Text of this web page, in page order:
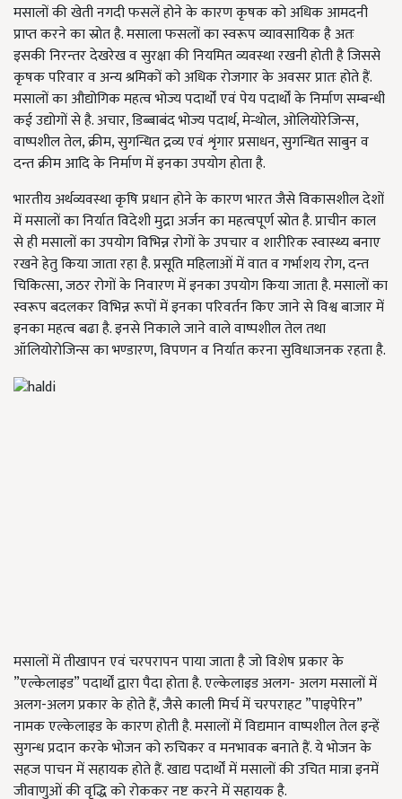
मसालों की खेती नगदी फसलें होने के कारण कृषक को अधिक आमदनी
प्राप्त करने का स्रोत है. मसाला फसलों का स्वरूप व्यावसायिक है अतः
इसकी निरन्तर देखरेख व सुरक्षा की नियमित व्यवस्था रखनी होती है जिससे
कृषक परिवार व अन्य श्रमिकों को अधिक रोजगार के अवसर प्रातः होते हैं.
मसालों का औद्योगिक महत्व भोज्य पदार्थों एवं पेय पदार्थों के निर्माण सम्बन्धी
कई उद्योगों से है. अचार, डिब्बाबंद भोज्य पदार्थ, मेन्थोल, ओलियोरेजिन्स,
वाष्पशील तेल, क्रीम, सुगन्धित द्रव्य एवं शृंगार प्रसाधन, सुगन्धित साबुन व
दन्त क्रीम आदि के निर्माण में इनका उपयोग होता है.
भारतीय अर्थव्यवस्था कृषि प्रधान होने के कारण भारत जैसे विकासशील देशों
में मसालों का निर्यात विदेशी मुद्रा अर्जन का महत्वपूर्ण स्रोत है. प्राचीन काल
से ही मसालों का उपयोग विभिन्न रोगों के उपचार व शारीरिक स्वास्थ्य बनाए
रखने हेतु किया जाता रहा है. प्रसूति महिलाओं में वात व गर्भाशय रोग, दन्त
चिकित्सा, जठर रोगों के निवारण में इनका उपयोग किया जाता है. मसालों का
स्वरूप बदलकर विभिन्न रूपों में इनका परिवर्तन किए जाने से विश्व बाजार में
इनका महत्व बढा है. इनसे निकाले जाने वाले वाष्पशील तेल तथा
ऑलियोरोजिन्स का भण्डारण, विपणन व निर्यात करना सुविधाजनक रहता है.
मसालों में तीखापन एवं चरपरापन पाया जाता है जो विशेष प्रकार के
”एल्केलाइड” पदार्थों द्वारा पैदा होता है. एल्केलाइड अलग- अलग मसालों में
अलग-अलग प्रकार के होते हैं, जैसे काली मिर्च में चरपराहट ”पाइपेरिन”
नामक एल्केलाइड के कारण होती है. मसालों में विद्यमान वाष्पशील तेल इन्हें
सुगन्ध प्रदान करके भोजन को रुचिकर व मनभावक बनाते हैं. ये भोजन के
सहज पाचन में सहायक होते हैं. खाद्य पदार्थों में मसालों की उचित मात्रा इनमें
जीवाणुओं की वृद्धि को रोककर नष्ट करने में सहायक है.